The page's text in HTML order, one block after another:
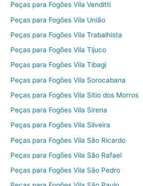
Peças para Fogões Vila Venditti
Peças para Fogões Vila União
Peças para Fogões Vila Trabalhista
Peças para Fogões Vila Tijuco
Peças para Fogões Vila Tibagi
Peças para Fogões Vila Sorocabana
Peças para Fogões Vila Sítio dos Morros
Peças para Fogões Vila Sirena
Peças para Fogões Vila Silveira
Peças para Fogões Vila São Ricardo
Peças para Fogões Vila São Rafael
Peças para Fogões Vila São Pedro